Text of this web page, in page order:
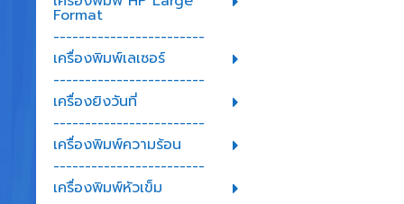
Format
------------------------
เครื่องพิมพ์เลเซอร์
------------------------
เครื่องยิงวันที่
------------------------
เครื่องพิมพ์ความร้อน
------------------------
เครื่องพิมพ์หัวเข็ม